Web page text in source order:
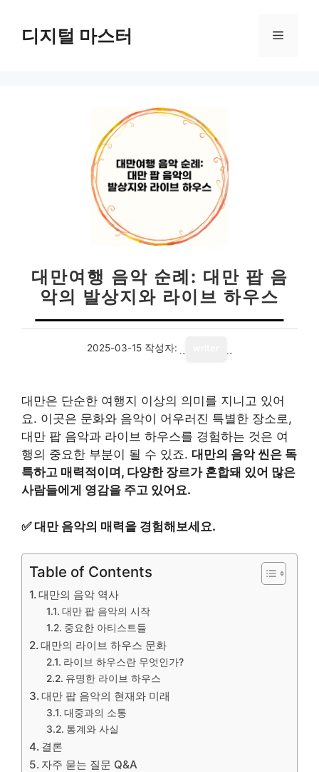
디지털 마스터 메
대만여행 음악 순례: 대만 팝 음
악의 발상지와 라이브 하우스
2025-03-15 작성자:
대만은 단순한 여행지 이상의 의미를 지니고 있어
요. 이곳은 문화와 음악이 어우러진 특별한 장소로,
대만 팝 음악과 라이브 하우스를 경험하는 것은 여
행의 중요한 부분이 될 수 있죠. 대만의 음악 씬은 독
특하고 매력적이며, 다양한 장르가 혼합돼 있어 많은
사람들에게 영감을 주고 있어요.
✅대만 음악의 매력을 경험해보세요.
Table of Contents
대만의 음악 역사
대만 팝 음악의 시작
중요한 아티스트들
대만의 라이브 하우스 문화
라이브 하우스란 무엇인가?
유명한 라이브 하우스
대만 팝 음악의 현재와 미래
대중과의 소통
통계와 사실
결론
자주 묻는 질문 Q&A